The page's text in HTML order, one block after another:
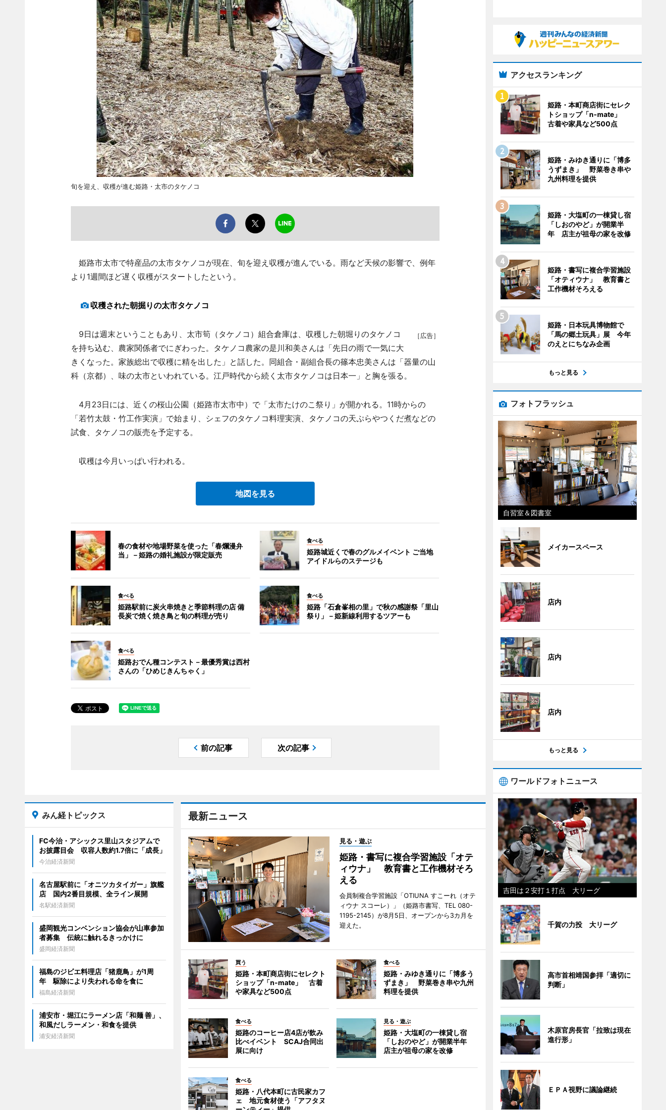
旬を迎え、収穫が進む姫路・太市のタケノコ
姫路市太市で特産品の太市タケノコが現在、旬を迎え収穫が進んでいる。雨など天候の影響で、例年
より1週間ほど遅く収穫がスタートしたという。
収穫された朝掘りの太市タケノコ
［広告］
9日は週末ということもあり、太市筍（タケノコ）組合倉庫は、収穫した朝堀りのタケノコ
を持ち込む、農家関係者でにぎわった。タケノコ農家の是川和美さんは「先日の雨で一気に大
きくなった。家族総出で収穫に精を出した」と話した。同組合・副組合長の篠本忠美さんは「器量の山
科（京都）、味の太市といわれている。江戸時代から続く太市タケノコは日本一」と胸を張る。
4月23日には、近くの桜山公園（姫路市太市中）で「太市たけのこ祭り」が開かれる。11時からの
「若竹太鼓・竹工作実演」で始まり、シェフのタケノコ料理実演、タケノコの天ぷらやつくだ煮などの
試食、タケノコの販売を予定する。
収穫は今月いっぱい行われる。
地図を見る
春の食材や地場野菜を使った「春爛漫弁
当」－姫路の婚礼施設が限定販売
食べる
姫路城近くで春のグルメイベント ご当地
アイドルらのステージも
食べる
姫路駅前に炭火串焼きと季節料理の店 備
長炭で焼く焼き鳥と旬の料理が売り
食べる
姫路「石倉峯相の里」で秋の感謝祭「里山
祭り」－姫新線利用するツアーも
食べる
姫路おでん種コンテスト－最優秀賞は西村
さんの「ひめじきんちゃく」
前の記事 次の記事
最新ニュース
見る・遊ぶ
姫路・書写に複合学習施設「オテ
ィウナ」 教育書と工作機材そろ
える
会員制複合学習施設「OTIUNA すこーれ（オテ
ィウナ スコーレ）」（姫路市書写、TEL 080-
1195-2145）が8月5日、オープンから3カ月を
迎えた。
買う
姫路・本町商店街にセレクト
ショップ「n-mate」 古着
や家具など500点
食べる
姫路・みゆき通りに「博多う
ずまき」 野菜巻き串や九州
料理を提供
食べる
姫路のコーヒー店4店が飲み
比べイベント SCAJ合同出
展に向け
見る・遊ぶ
姫路・大塩町の一棟貸し宿
「しおのやど」が開業半年
店主が祖母の家を改修
食べる
姫路・八代本町に古民家カフ
ェ 地元食材使う「アフタヌ
みん経トピックス
FC今治・アシックス里山スタジアムで
お披露目会 収容人数約1.7倍に「成長」
今治経済新聞
名古屋駅前に「オニツカタイガー」旗艦
店 国内2番目規模、全ライン展開
名駅経済新聞
盛岡観光コンベンション協会が山車参加
者募集 伝統に触れるきっかけに
盛岡経済新聞
福島のジビエ料理店「猪鹿鳥」が1周
年 駆除により失われる命を食に
福島経済新聞
浦安市・堀江にラーメン店「和麺 善」、
和風だしラーメン・和食を提供
浦安経済新聞
アクセスランキング
姫路・本町商店街にセレク
トショップ「n-mate」
古着や家具など500点
姫路・みゆき通りに「博多
うずまき」 野菜巻き串や
九州料理を提供
姫路・大塩町の一棟貸し宿
「しおのやど」が開業半
年 店主が祖母の家を改修
姫路・書写に複合学習施設
「オティウナ」 教育書と
工作機材そろえる
姫路・日本玩具博物館で
「馬の郷土玩具」展 今年
のえとにちなみ企画
もっと見る
フォトフラッシュ
自習室＆図書室
メイカースペース
店内
店内
店内
もっと見る
ワールドフォトニュース
吉田は２安打１打点 大リーグ
千賀の力投 大リーグ
高市首相靖国参拝「適切に
判断」
木原官房長官「拉致は現在
進行形」
ＥＰＡ視野に議論継続